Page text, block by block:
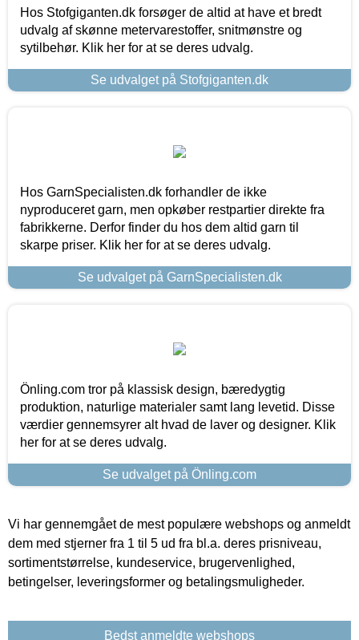
Hos Stofgiganten.dk forsøger de altid at have et bredt
udvalg af skønne metervarestoffer, snitmønstre og
sytilbehør. Klik her for at se deres udvalg.
Se udvalget på Stofgiganten.dk
Hos GarnSpecialisten.dk forhandler de ikke
nyproduceret garn, men opkøber restpartier direkte fra
fabrikkerne. Derfor finder du hos dem altid garn til
skarpe priser. Klik her for at se deres udvalg.
Se udvalget på GarnSpecialisten.dk
Önling.com tror på klassisk design, bæredygtig
produktion, naturlige materialer samt lang levetid. Disse
værdier gennemsyrer alt hvad de laver og designer. Klik
her for at se deres udvalg.
Se udvalget på Önling.com
Vi har gennemgået de mest populære webshops og anmeldt
dem med stjerner fra 1 til 5 ud fra bl.a. deres prisniveau,
sortimentstørrelse, kundeservice, brugervenlighed,
betingelser, leveringsformer og betalingsmuligheder.
Bedst anmeldte webshops